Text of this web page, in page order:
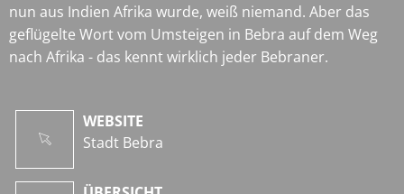
nun aus Indien Afrika wurde, weiß niemand. Aber das
geflügelte Wort vom Umsteigen in Bebra auf dem Weg
nach Afrika - das kennt wirklich jeder Bebraner.
WEBSITE
Stadt Bebra